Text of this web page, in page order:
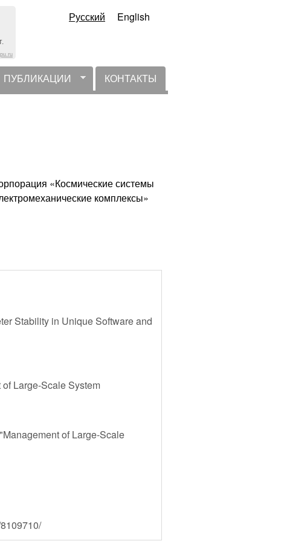
Русский English
ПУБЛИКАЦИИ КОНТАКТЫ
«Космические системы
комплексы»
Stability in Unique Software and
Large-Scale System
of Large-Scale